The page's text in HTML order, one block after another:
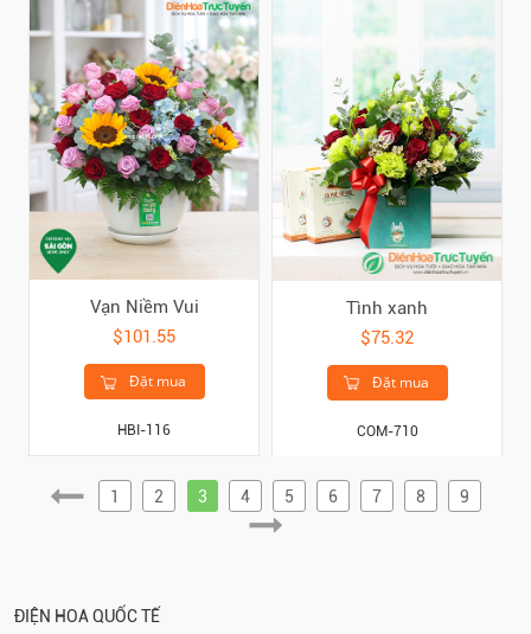
Vạn Niềm Vui
$101.55
Đặt mua
HBI-116
Tình xanh
$75.32
Đặt mua
COM-710
1 2 3 4 5 6 7 8 9
ĐIỆN HOA QUỐC TẾ